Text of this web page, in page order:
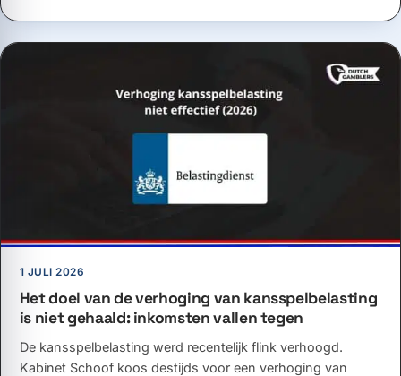
1 JULI 2026
Het doel van de verhoging van kansspelbelasting
is niet gehaald: inkomsten vallen tegen
De kansspelbelasting werd recentelijk flink verhoogd.
Kabinet Schoof koos destijds voor een verhoging van